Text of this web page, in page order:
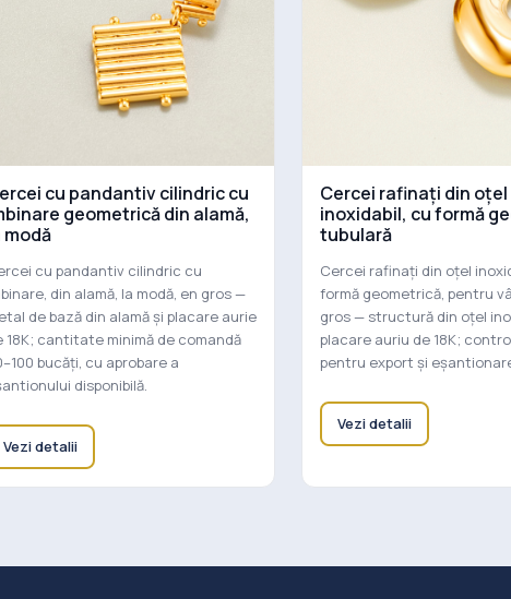
cu pandantiv cilindric cu
geometrică din alamă,
modă
cu pandantiv cilindric cu
din alamă, la modă, en gros —
de bază din alamă și placare aurie
18K; cantitate minimă de comandă
bucăți, cu aprobare a
disponibilă.
Vezi detalii
Cercei rafinați din oțel
inoxidabil, cu formă
tubulară
Cercei rafinați din oțel
formă geometrică, pentru
gros — structură din oțel
placare auriu de 18K;
pentru export și
Vezi detalii